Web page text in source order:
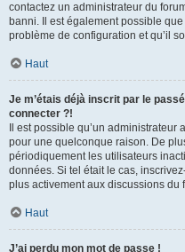
contactez un administrateur du
banni. Il est également possible
problème de configuration et qu’il
Haut
Je m’étais déjà inscrit par le
connecter ?!
Il est possible qu’un
pour une quelconque raison. De
périodiquement les utilisateurs
données. Si tel était le cas,
plus activement aux discussions du
Haut
J’ai perdu mon mot de passe !